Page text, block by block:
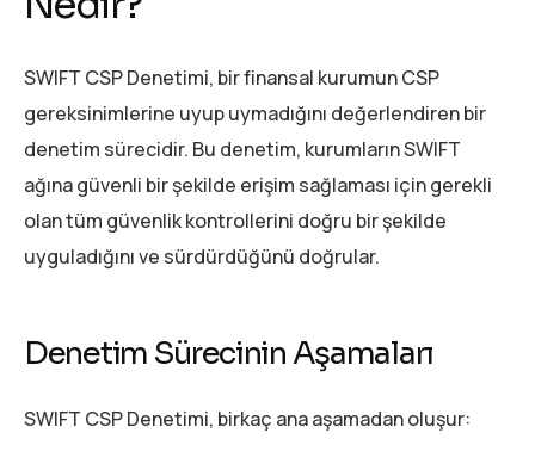
SWIFT CSP Denetimi, bir finansal kurumun CSP
gereksinimlerine uyup uymadığını değerlendiren bir
denetim sürecidir. Bu denetim, kurumların SWIFT
ağına güvenli bir şekilde erişim sağlaması için gerekli
olan tüm güvenlik kontrollerini doğru bir şekilde
uyguladığını ve sürdürdüğünü doğrular.
Denetim Sürecinin Aşamaları
SWIFT CSP Denetimi, birkaç ana aşamadan oluşur: